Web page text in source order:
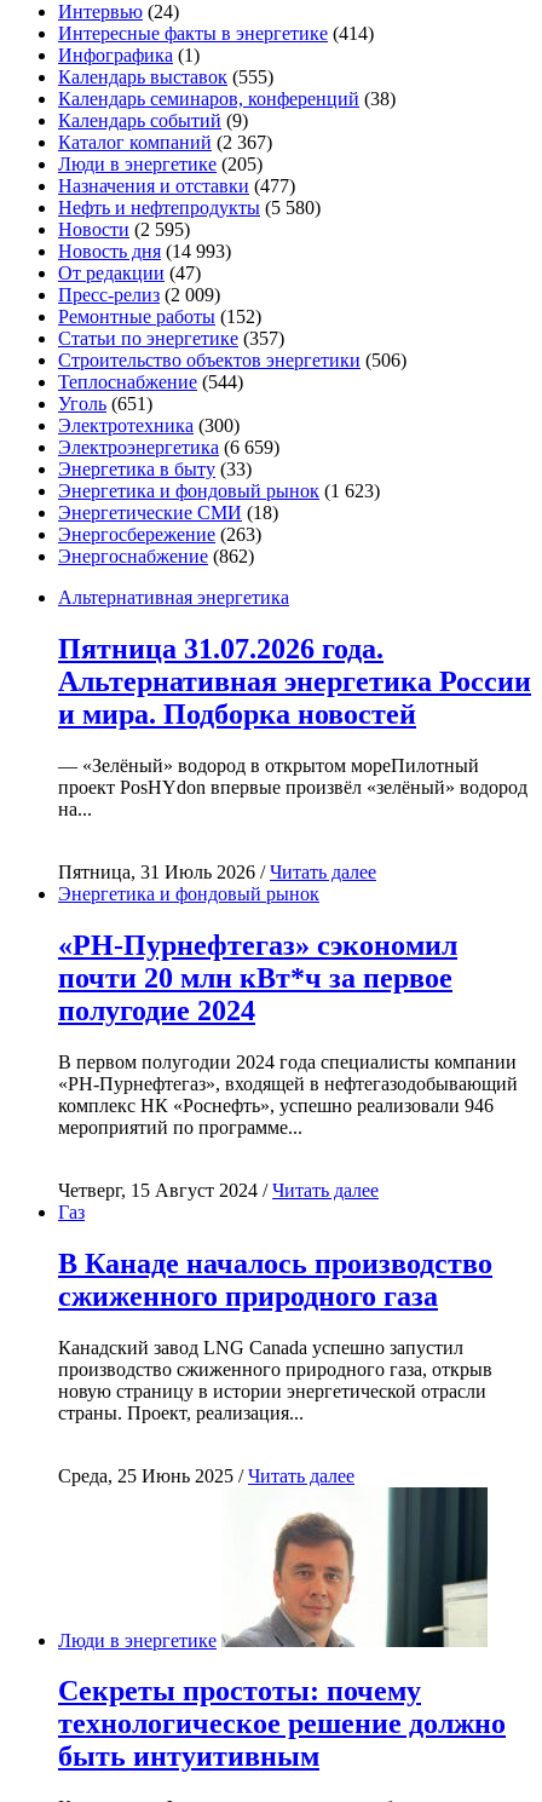
Интервью (24)
Интересные факты в энергетике (414)
Инфографика (1)
Календарь выставок (555)
Календарь семинаров, конференций (38)
Календарь событий (9)
Каталог компаний (2 367)
Люди в энергетике (205)
Назначения и отставки (477)
Нефть и нефтепродукты (5 580)
Новости (2 595)
Новость дня (14 993)
От редакции (47)
Пресс-релиз (2 009)
Ремонтные работы (152)
Статьи по энергетике (357)
Строительство объектов энергетики (506)
Теплоснабжение (544)
Уголь (651)
Электротехника (300)
Электроэнергетика (6 659)
Энергетика в быту (33)
Энергетика и фондовый рынок (1 623)
Энергетические СМИ (18)
Энергосбережение (263)
Энергоснабжение (862)
Альтернативная энергетика
Пятница 31.07.2026 года.
Альтернативная энергетика России
и мира. Подборка новостей
— «Зелёный» водород в открытом мореПилотный
проект PosHYdon впервые произвёл «зелёный» водород
на...
Пятница, 31 Июль 2026 /Читать далее
Энергетика и фондовый рынок
«РН-Пурнефтегаз» сэкономил
почти 20 млн кВт*ч за первое
полугодие 2024
В первом полугодии 2024 года специалисты компании
«РН-Пурнефтегаз», входящей в нефтегазодобывающий
комплекс НК «Роснефть», успешно реализовали 946
мероприятий по программе...
Четверг, 15 Август 2024 /Читать далее
Газ
В Канаде началось производство
сжиженного природного газа
Канадский завод LNG Canada успешно запустил
производство сжиженного природного газа, открыв
новую страницу в истории энергетической отрасли
страны. Проект, реализация...
Среда, 25 Июнь 2025 /Читать далее
Люди в энергетике
Секреты простоты: почему
технологическое решение должно
быть интуитивным